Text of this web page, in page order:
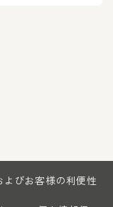
びお客様の利便性